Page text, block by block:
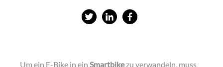
S
r
S
r
S
r
Um ein E-Bike in ein Smartbikezu verwandeln, muss